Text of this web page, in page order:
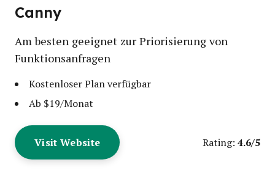
Canny
Am besten geeignet zur Priorisierung von
Funktionsanfragen
Kostenloser Plan verfügbar
Ab $19/Monat
Visit Website Rating: 4.6/5